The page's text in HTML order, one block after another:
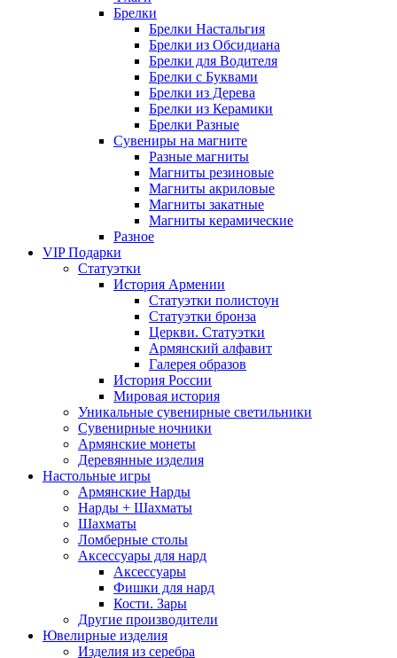
Брелки
Брелки Настальгия
Брелки из Обсидиана
Брелки для Водителя
Брелки с Буквами
Брелки из Дерева
Брелки из Керамики
Брелки Разные
Сувениры на магните
Разные магниты
Магниты резиновые
Магниты акриловые
Магниты закатные
Магниты керамические
Разное
VIP Подарки
Статуэтки
История Армении
Статуэтки полистоун
Статуэтки бронза
Церкви. Статуэтки
Армянский алфавит
Галерея образов
История России
Мировая история
Уникальные сувенирные светильники
Сувенирные ночники
Армянские монеты
Деревянные изделия
Настольные игры
Армянские Нарды
Нарды + Шахматы
Шахматы
Ломберные столы
Аксессуары для нард
Аксессуары
Фишки для нард
Кости. Зары
Другие производители
Ювелирные изделия
Изделия из серебра